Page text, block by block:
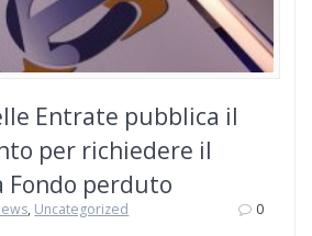
Entrate pubblica il
per richiedere il
perduto
, Uncategorized
0